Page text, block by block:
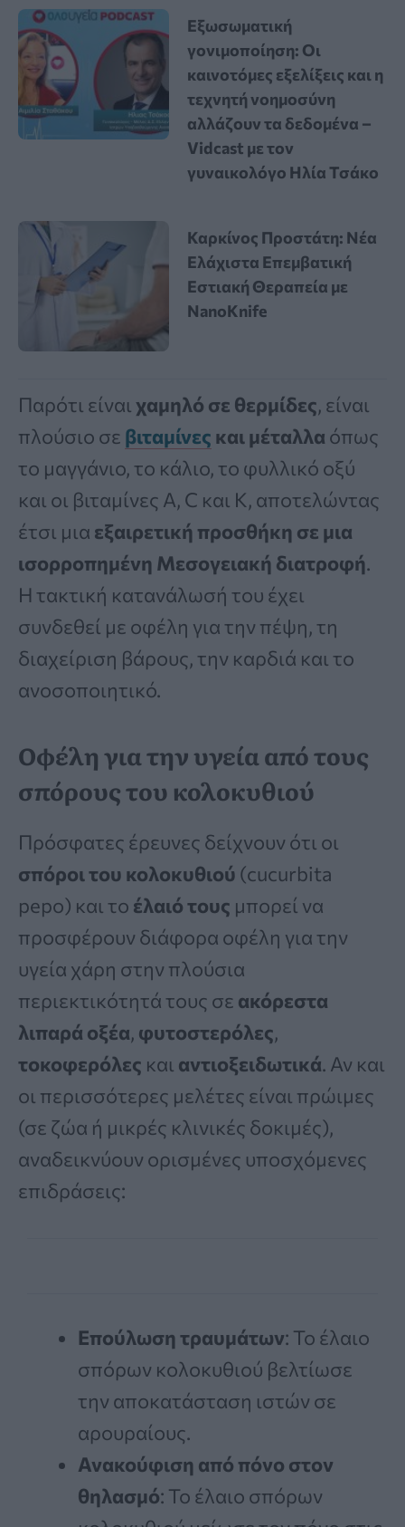
Εξωσωματική
γονιμοποίηση: Οι
καινοτόμες εξελίξεις και η
τεχνητή νοημοσύνη
αλλάζουν τα δεδομένα –
Vidcast με τον
γυναικολόγο Ηλία Τσάκο
Καρκίνος Προστάτη: Νέα
Ελάχιστα Επεμβατική
Εστιακή Θεραπεία με
NanoKnife
Παρότι είναι χαμηλό σε θερμίδες, είναι
πλούσιο σε βιταμίνες και μέταλλα όπως
το μαγγάνιο, το κάλιο, το φυλλικό οξύ
και οι βιταμίνες A, C και K, αποτελώντας
έτσι μια εξαιρετική προσθήκη σε μια
ισορροπημένη Μεσογειακή διατροφή.
Η τακτική κατανάλωσή του έχει
συνδεθεί με οφέλη για την πέψη, τη
διαχείριση βάρους, την καρδιά και το
ανοσοποιητικό.
Οφέλη για την υγεία από τους
σπόρους του κολοκυθιού
Πρόσφατες έρευνες δείχνουν ότι οι
σπόροι του κολοκυθιού (cucurbita
pepo) και το έλαιό τους μπορεί να
προσφέρουν διάφορα οφέλη για την
υγεία χάρη στην πλούσια
περιεκτικότητά τους σε ακόρεστα
λιπαρά οξέα, φυτοστερόλες,
τοκοφερόλες και αντιοξειδωτικά. Αν και
οι περισσότερες μελέτες είναι πρώιμες
(σε ζώα ή μικρές κλινικές δοκιμές),
αναδεικνύουν ορισμένες υποσχόμενες
επιδράσεις:
Επούλωση τραυμάτων: Το έλαιο
σπόρων κολοκυθιού βελτίωσε
την αποκατάσταση ιστών σε
αρουραίους.
Ανακούφιση από πόνο στον
θηλασμό: Το έλαιο σπόρων